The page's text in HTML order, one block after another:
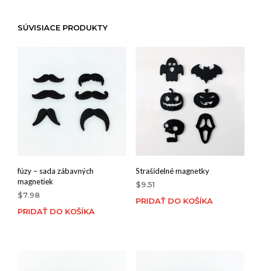
SÚVISIACE PRODUKTY
fúzy – sada zábavných
magnetiek
$7.98
PRIDAŤ DO KOŠÍKA
Strašidelné magnetky
$9.51
PRIDAŤ DO KOŠÍKA